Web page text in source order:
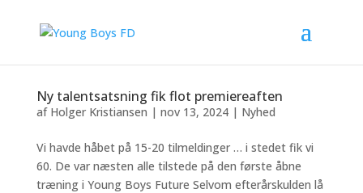
Ny talentsatsning fik flot premiereaften
af Holger Kristiansen | nov 13, 2024| Nyhed
Vi havde håbet på 15-20 tilmeldinger … i stedet fik vi
60. De var næsten alle tilstede på den første åbne
træning i Young Boys Future Selvom efterårskulden lå